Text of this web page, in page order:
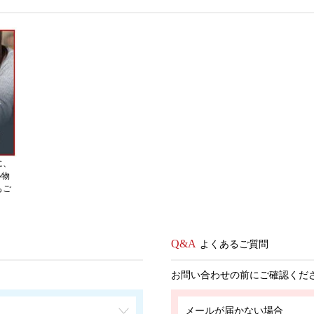
ご
よくあるご質問
お問い合わせの前にご確認くだ
メールが届かない場合